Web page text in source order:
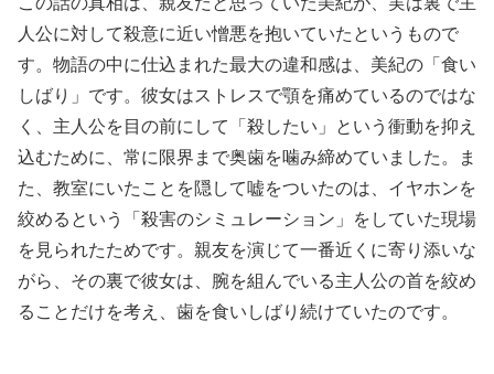
人公に対して殺意に近い憎悪を抱いていたというもので
す。物語の中に仕込まれた最大の違和感は、美紀の「食い
しばり」です。彼女はストレスで顎を痛めているのではな
く、主人公を目の前にして「殺したい」という衝動を抑え
込むために、常に限界まで奥歯を噛み締めていました。ま
た、教室にいたことを隠して嘘をついたのは、イヤホンを
絞めるという「殺害のシミュレーション」をしていた現場
を見られたためです。親友を演じて一番近くに寄り添いな
がら、その裏で彼女は、腕を組んでいる主人公の首を絞め
ることだけを考え、歯を食いしばり続けていたのです。